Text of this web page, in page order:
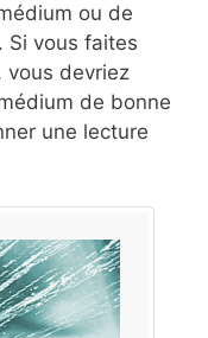
ou de
Si vous faites
vous devriez
de bonne
une lecture